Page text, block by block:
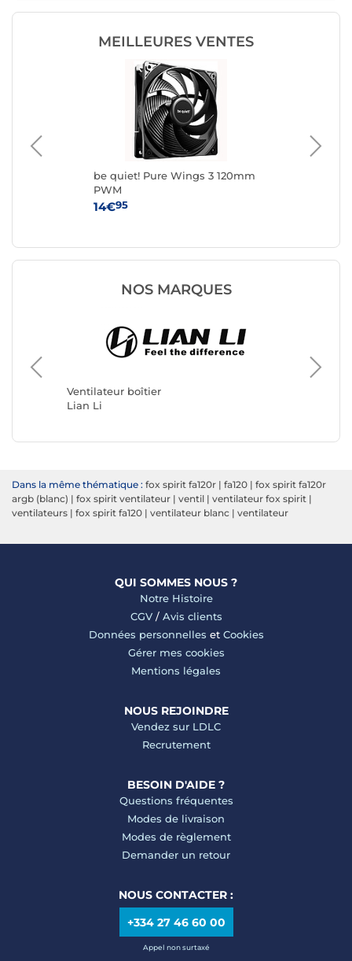
MEILLEURES VENTES
be quiet! Pure Wings 3 120mm
PWM
14€95
NOS MARQUES
Ventilateur boîtier
Lian Li
Arctic
Dans la même thématique : fox spirit fa120r | fa120 | fox spirit fa120r
argb (blanc) | fox spirit ventilateur | ventil | ventilateur fox spirit |
ventilateurs | fox spirit fa120 | ventilateur blanc | ventilateur
QUI SOMMES NOUS ?
Notre Histoire
CGV/ Avis clients
Données personnelles et Cookies
Gérer mes cookies
Mentions légales
NOUS REJOINDRE
Vendez sur LDLC
Recrutement
BESOIN D'AIDE ?
Questions fréquentes
Modes de livraison
Modes de règlement
Demander un retour
NOUS CONTACTER :
+334 27 46 60 00
Appel non surtaxé